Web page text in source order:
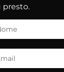
presto.